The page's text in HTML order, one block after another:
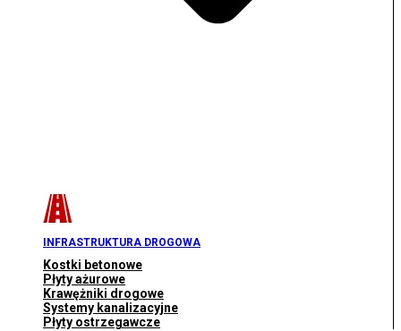
INFRASTRUKTURA DROGOWA
Kostki betonowe
Płyty ażurowe
Krawężniki drogowe
Systemy kanalizacyjne
Płyty ostrzegawcze